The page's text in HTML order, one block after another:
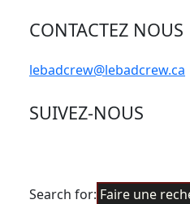
CONTACTEZ NOUS
lebadcrew@lebadcrew.ca
SUIVEZ-NOUS
Search for: